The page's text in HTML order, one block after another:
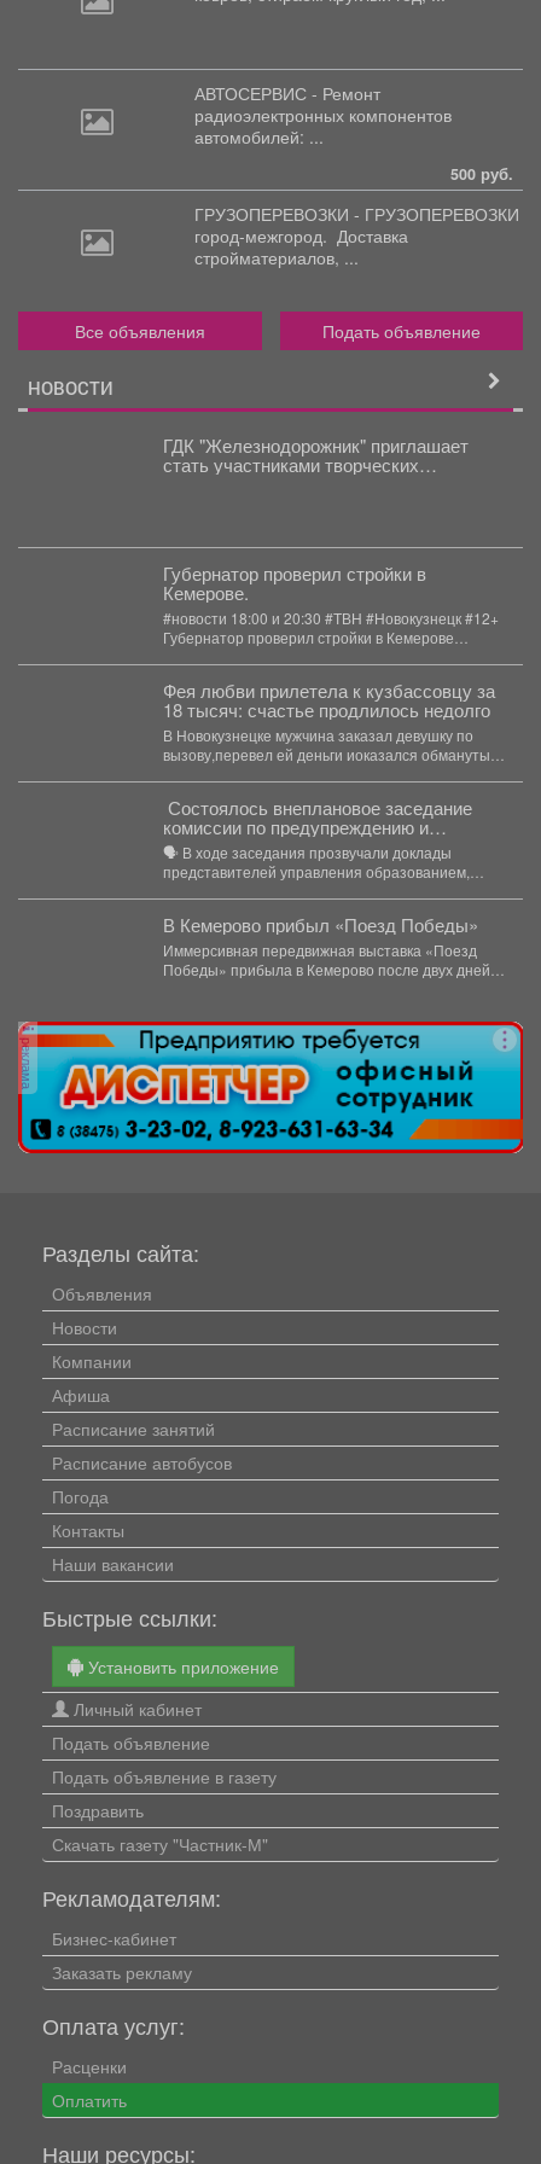
АВТОСЕРВИС - Ремонт
радиоэлектронных компонентов
автомобилей: ...
500 руб.
ГРУЗОПЕРЕВОЗКИ - ГРУЗОПЕРЕВОЗКИ
город-межгород. Доставка
стройматериалов, ...
Все объявления Подать объявление
НОВОСТИ
ГДК "Железнодорожник" приглашает
стать участниками творческих
коллективов новом сезоне!
Губернатор проверил стройки в
Кемерове.
#новости 18:00 и 20:30 #ТВН #Новокузнецк #12+
Губернатор проверил стройки в Кемерове
Фея любви прилетела к кузбассовцу за
18 тысяч: счастье продлилось недолго
В Новокузнецке мужчина заказал девушку по
вызову,перевел ей деньги иоказался обманутым.
Состоялось внеплановое заседание
комиссии по предупреждению и
ликвидации чрезвычайных ситуаций и
пожарной безопасности
🗣️ В ходе заседания прозвучали доклады
представителей управления образованием,
В Кемерово прибыл «Поезд Победы»
Иммерсивная передвижная выставка «Поезд
Победы» прибыла в Кемерово после двух дней
реклама
Разделы сайта:
Объявления
Новости
Компании
Афиша
Расписание занятий
Расписание автобусов
Погода
Контакты
Наши вакансии
Быстрые ссылки:
Установить приложение
Личный кабинет
Подать объявление
Подать объявление в газету
Поздравить
Скачать газету "Частник-М"
Рекламодателям:
Бизнес-кабинет
Заказать рекламу
Оплата услуг:
Расценки
Оплатить
Наши ресурсы: